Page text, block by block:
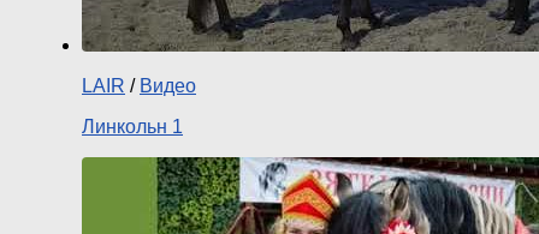
LAIR / Видео
Линкольн 1